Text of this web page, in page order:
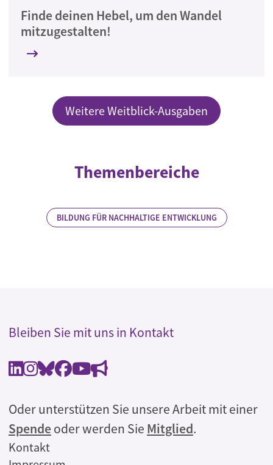
Finde deinen Hebel, um den Wandel
mitzugestalten!
Weitere Weitblick-Ausgaben
Themenbereiche
BILDUNG FÜR NACHHALTIGE ENTWICKLUNG
Bleiben Sie mit uns in Kontakt
Oder unterstützen Sie unsere Arbeit mit einer
Spendeoder werden Sie Mitglied.
Rechtliches
Kontakt